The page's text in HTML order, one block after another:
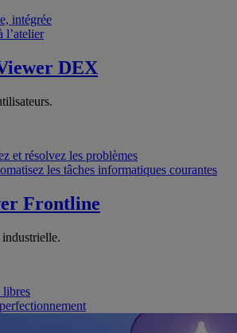
intégrée
l’atelier
DEX
et résolvez les problèmes
les tâches informatiques courantes
Frontline
libres